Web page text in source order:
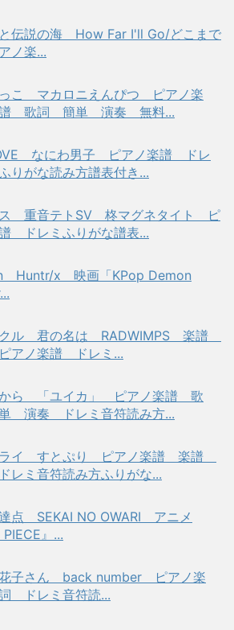
伝説の海 How Far I'll Go/どこまで
ノ楽...
こ マカロニえんぴつ ピアノ楽
歌詞 簡単 演奏 無料...
なにわ男子 ピアノ楽譜 ドレ
りがな読み方譜表付き...
ス 重音テトSV 柊マグネタイト ピ
ドレミふりがな譜表...
Huntr/x 映画「KPop Demon
クル 君の名は RADWIMPS 楽譜
アノ楽譜 ドレミ...
ら 「ユイカ」 ピアノ楽譜 歌
演奏 ドレミ音符読み方...
ライ すとぷり ピアノ楽譜 楽譜
レミ音符読み方ふりがな...
点 SEKAI NO OWARI アニメ
PIECE』...
子さん back number ピアノ楽
ドレミ音符読...